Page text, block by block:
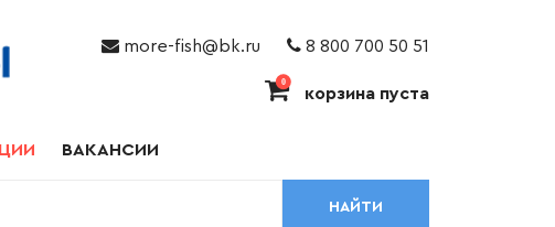
more-fish@bk.ru 8 800 700 50 51
0
корзина пуста
ВАКАНСИИ
НАЙТИ